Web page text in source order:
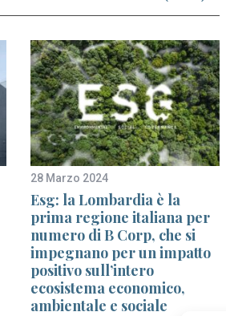
28 Marzo 2024
Esg: la Lombardia è la
prima regione italiana per
numero di B Corp, che si
impegnano per un impatto
positivo sull’intero
ecosistema economico,
ambientale e sociale